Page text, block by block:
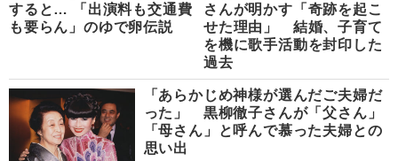
すると… 「出演料も交通費
も要らん」のゆで卵伝説
さんが明かす「奇跡を起こ
せた理由」 結婚、子育て
を機に歌手活動を封印した
過去
「あらかじめ神様が選んだご夫婦だ
った」 黒柳徹子さんが「父さん」
「母さん」と呼んで慕った夫婦との
思い出